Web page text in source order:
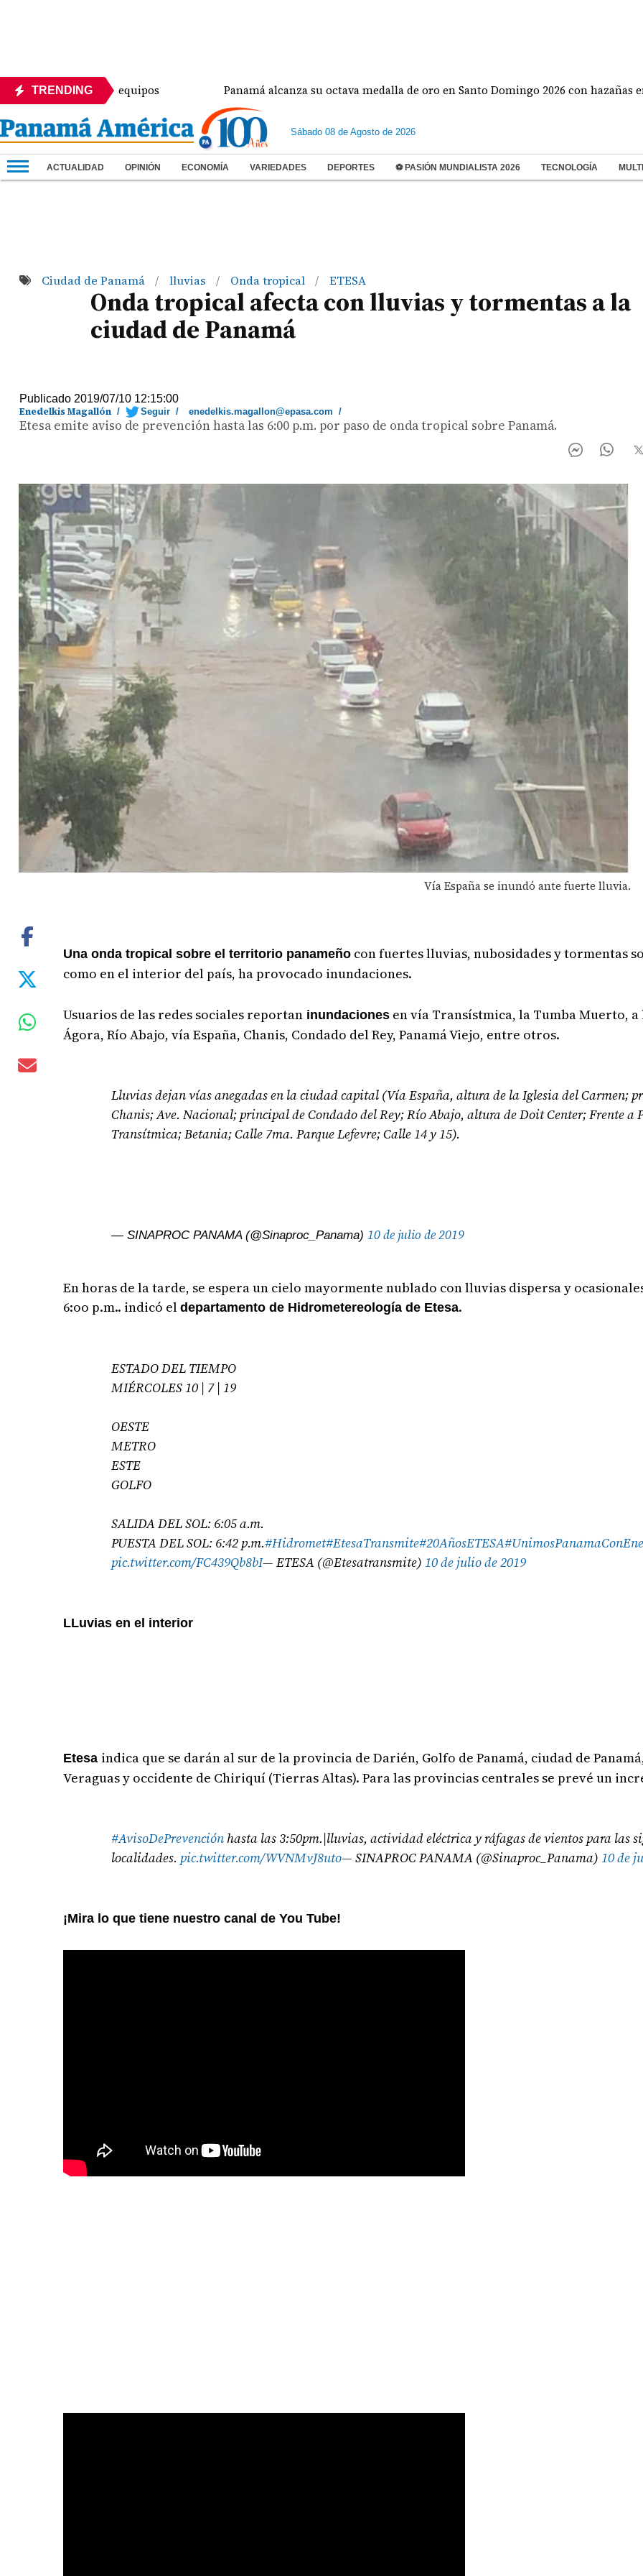
TRENDING
en Colón y equipos Panamá alcanza su octava medalla de oro en Santo Domingo 2026 con hazañas en
Sábado 08 de Agosto de 2026
ACTUALIDAD OPINIÓN ECONOMÍA VARIEDADES DEPORTES ⚽ PASIÓN MUNDIALISTA 2026 TECNOLOGÍA
Ciudad de Panamá / lluvias / Onda tropical / ETESA
Onda tropical afecta con lluvias y tormentas a la
ciudad de Panamá
Publicado 2019/07/10 12:15:00
Enedelkis Magallón / Seguir / enedelkis.magallon@epasa.com /
Etesa emite aviso de prevención hasta las 6:00 p.m. por paso de onda tropical sobre Panamá.
Vía España se inundó ante fuerte lluvia.
Una onda tropical sobre el territorio panameño con fuertes lluvias, nubosidades y tormentas
como en el interior del país, ha provocado inundaciones.
Usuarios de las redes sociales reportan inundaciones en vía Transístmica, la Tumba Muerto,
Ágora, Río Abajo, vía España, Chanis, Condado del Rey, Panamá Viejo, entre otros.
Lluvias dejan vías anegadas en la ciudad capital (Vía España, altura de la Iglesia del Carmen;
Chanis; Ave. Nacional; principal de Condado del Rey; Río Abajo, altura de Doit Center; Frente a
Transítmica; Betania; Calle 7ma. Parque Lefevre; Calle 14 y 15).
— SINAPROC PANAMA (@Sinaproc_Panama)10 de julio de 2019
En horas de la tarde, se espera un cielo mayormente nublado con lluvias dispersa y
6:oo p.m.. indicó eldepartamento de Hidrometereología de Etesa.
ESTADO DEL TIEMPO
MIÉRCOLES 10 | 7 | 19
OESTE
METRO
ESTE
GOLFO
SALIDA DEL SOL: 6:05 a.m.
PUESTA DEL SOL: 6:42 p.m.#Hidromet#EtesaTransmite#20AñosETESA
pic.twitter.com/FC439Qb8bI— ETESA (@Etesatransmite)10 de julio de 2019
LLuvias en el interior
Etesa indica que se darán al sur de la provincia de Darién, Golfo de Panamá, ciudad de
Veraguas y occidente de Chiriquí (Tierras Altas). Para las provincias centrales se prevé un
#AvisoDePrevención hasta las 3:50pm.|lluvias, actividad eléctrica y ráfagas de vientos para las
localidades. pic.twitter.com/WVNMvJ8uto— SINAPROC PANAMA (@Sinaproc_Panama)10 de
¡Mira lo que tiene nuestro canal de You Tube!